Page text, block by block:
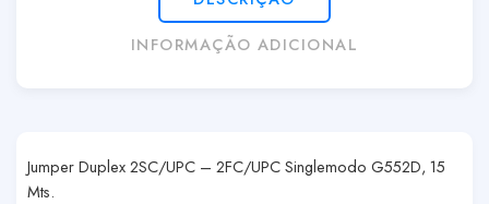
INFORMAÇÃO ADICIONAL
Jumper Duplex 2SC/UPC – 2FC/UPC Singlemodo G552D, 15
Mts.